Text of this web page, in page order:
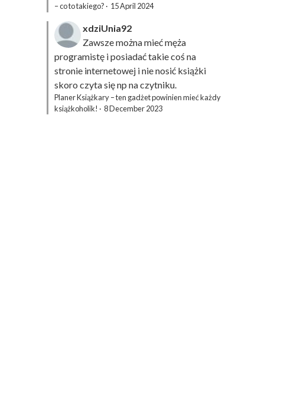
– co to takiego? · 15 April 2024
xdziUnia92
Zawsze można mieć męża
programistę i posiadać takie coś na
stronie internetowej i nie nosić książki
skoro czyta się np na czytniku.
Planer Książkary – ten gadżet powinien mieć każdy
książkoholik! · 8 December 2023